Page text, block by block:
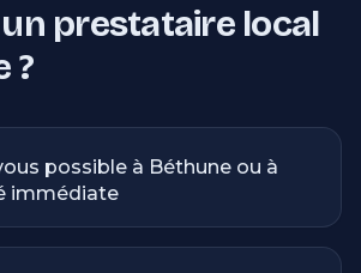
prestataire local
?
possible à Béthune ou à
immédiate